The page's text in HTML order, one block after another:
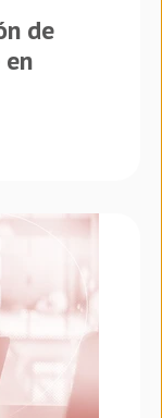
de